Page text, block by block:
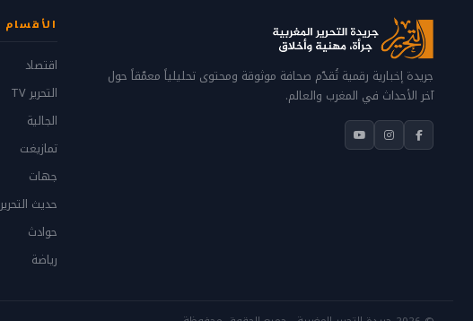
جريدة إخبارية رقمية تُقدّم صحافة موثوقة ومحتوى تحليلياً معمّقاً حول
آخر الأحداث في المغرب والعالم.
الأقسام
اقتصاد
التحرير TV
الجالية
تمازيغت
جهات
حديث التحرير
حوادث
رياضة